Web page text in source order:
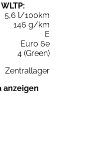
5,6 l/100km
146 g/km
E
Euro 6e
4 (Green)
Zentrallager
anzeigen